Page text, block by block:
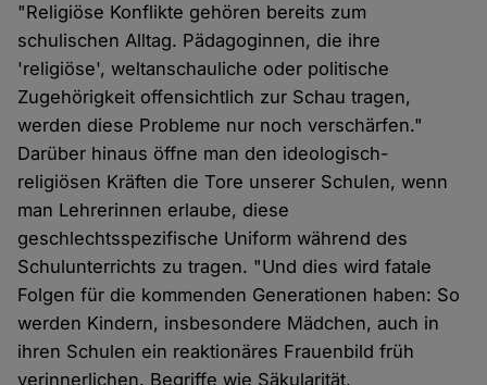
"Religiöse Konflikte gehören bereits zum
schulischen Alltag. Pädagoginnen, die ihre
'religiöse', weltanschauliche oder politische
Zugehörigkeit offensichtlich zur Schau tragen,
werden diese Probleme nur noch verschärfen."
Darüber hinaus öffne man den ideologisch-
religiösen Kräften die Tore unserer Schulen, wenn
man Lehrerinnen erlaube, diese
geschlechtsspezifische Uniform während des
Schulunterrichts zu tragen. "Und dies wird fatale
Folgen für die kommenden Generationen haben: So
werden Kindern, insbesondere Mädchen, auch in
ihren Schulen ein reaktionäres Frauenbild früh
verinnerlichen. Begriffe wie Säkularität,